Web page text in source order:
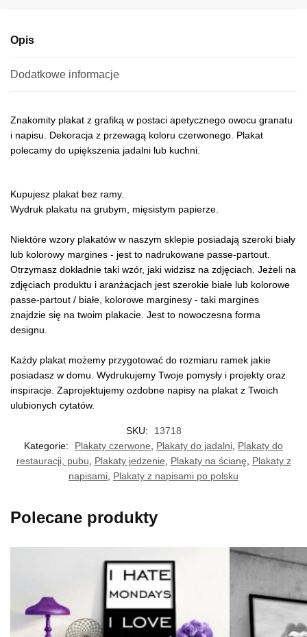
Opis
Dodatkowe informacje
Znakomity plakat z grafiką w postaci apetycznego owocu granatu
i napisu. Dekoracja z przewagą koloru czerwonego. Plakat
polecamy do upiększenia jadalni lub kuchni.
Kupujesz plakat bez ramy.
Wydruk plakatu na grubym, mięsistym papierze.
Niektóre wzory plakatów w naszym sklepie posiadają szeroki biały
lub kolorowy margines - jest to nadrukowane passe-partout.
Otrzymasz dokładnie taki wzór, jaki widzisz na zdjęciach. Jeżeli na
zdjęciach produktu i aranżacjach jest szerokie białe lub kolorowe
passe-partout / białe, kolorowe marginesy - taki margines
znajdzie się na twoim plakacie. Jest to nowoczesna forma
designu.
Każdy plakat możemy przygotować do rozmiaru ramek jakie
posiadasz w domu. Wydrukujemy Twoje pomysły i projekty oraz
inspiracje. Zaprojektujemy ozdobne napisy na plakat z Twoich
ulubionych cytatów.
SKU:
13718
Kategorie:
Plakaty czerwone Plakaty do jadalni Plakaty do
restauracji, pubu
Plakaty jedzenie Plakaty na ścianę
Plakaty z
napisami Plakaty z napisami po polsku
Polecane produkty